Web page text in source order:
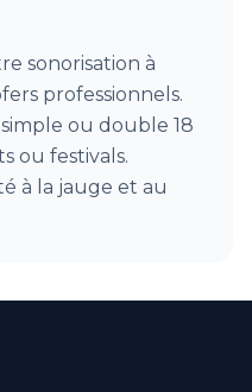
sonorisation à
professionnels.
simple ou double 18
ou festivals.
à la jauge et au